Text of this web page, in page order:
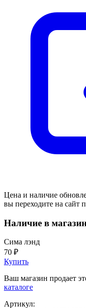
Цена и наличие
вы переходите на сайт
Наличие в
Сима лэнд
70 ₽
Купить
Ваш магазин продает
каталоге
Артикул: